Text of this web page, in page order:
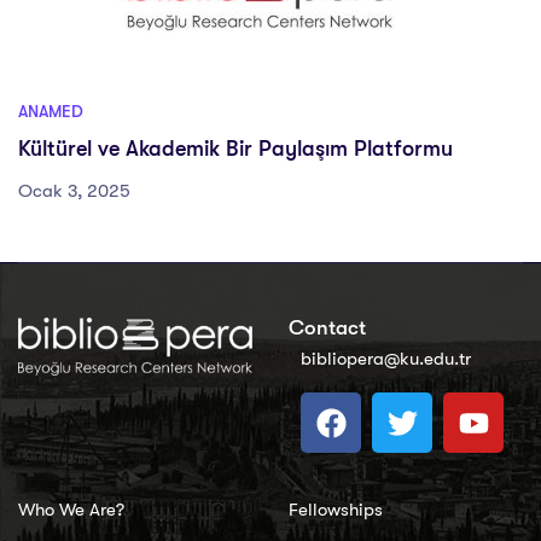
ANAMED
Kültürel ve Akademik Bir Paylaşım Platformu
Ocak 3, 2025
Contact
bibliopera@ku.edu.tr
Who We Are? Fellowships